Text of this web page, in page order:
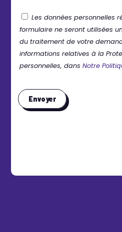
Les données personnelles
formulaire ne seront utilisées
du traitement de votre
informations relatives à la
personnelles, dansNotre